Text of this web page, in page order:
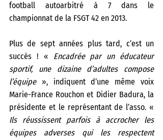
football autoarbitré à 7 dans le
championnat de la FSGT 42 en 2013.
Plus de sept années plus tard, c’est un
succès ! « Encadrée par un éducateur
sportif, une dizaine d’adultes compose
l’équipe », indiquent d’une même voix
Marie-France Rouchon et Didier Badura, la
présidente et le représentant de l’asso. «
Ils réussissent parfois à accrocher les
équipes adverses qui les respectent